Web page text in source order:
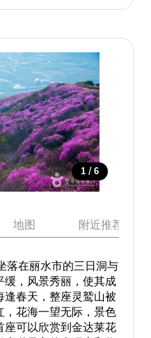
1 / 6
地图 附近推荐景点
在丽水市的三日洞与
缓，风景秀丽，使其成
逢春天，整座灵鹫山被
，花海一望无际，景色
座可以欣赏到金达莱花